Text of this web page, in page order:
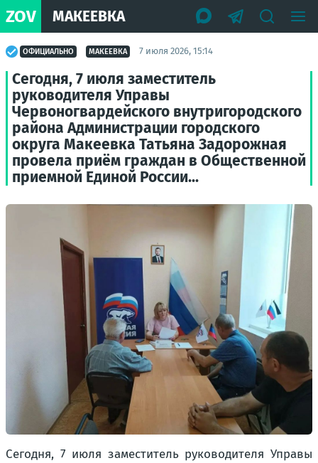
ZOV МАКЕЕВКА
ОФИЦИАЛЬНО МАКЕЕВКА 7 июля 2026, 15:14
Сегодня, 7 июля заместитель
руководителя Управы
Червоногвардейского внутригородского
района Администрации городского
округа Макеевка Татьяна Задорожная
провела приём граждан в Общественной
приемной Единой России...
Сегодня, 7 июля заместитель руководителя Управы